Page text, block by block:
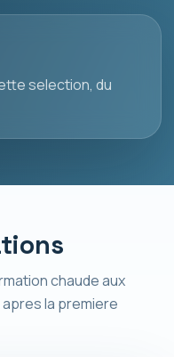
selection, du
chaude aux
la premiere